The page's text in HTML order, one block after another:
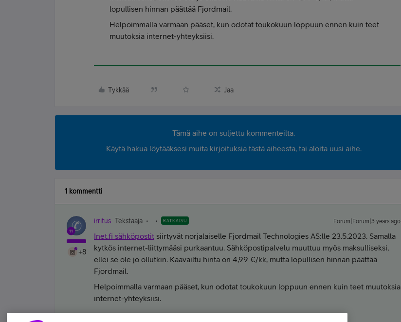
lopullisen hinnan päättää Fjordmail.
Helpoimmalla varmaan pääset, kun odotat toukokuun loppuun ennen kuin teet
muutoksia internet-yhteyksiisi.
Tykkää Jaa
Tämä aihe on suljettu kommenteilta.
Käytä hakua löytääksesi muita kirjoituksia tästä aiheesta, tai aloita uusi aihe.
1 kommentti
+8
irritus Tekstaaja RATKAISU Forum|Forum|3 years ago
Inet.fi sähköpostit siirtyvät norjalaiselle Fjordmail Technologies AS:lle 23.5.2023. Samalla
kytkös internet-liittymääsi purkaantuu. Sähköpostipalvelu muuttuu myös maksulliseksi,
ellei se ole jo ollutkin. Kaavailtu hinta on 4,99 €/kk, mutta lopullisen hinnan päättää
Fjordmail.
Helpoimmalla varmaan pääset, kun odotat toukokuun loppuun ennen kuin teet muutoksia
internet-yhteyksiisi.